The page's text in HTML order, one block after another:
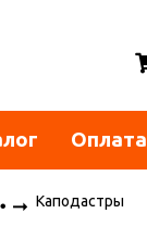
Оплата
Каподастры